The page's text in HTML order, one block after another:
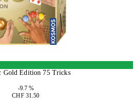
Gold Edition 75 Tricks
-9.7 %
CHF 31.50